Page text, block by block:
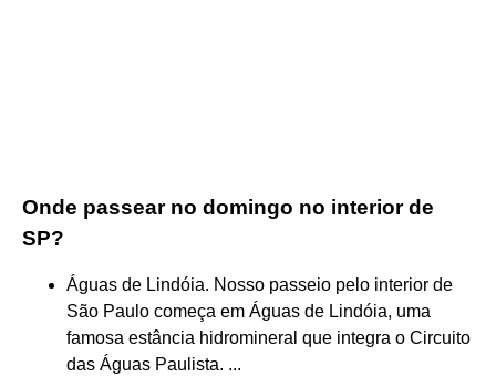
Onde passear no domingo no interior de
SP?
Águas de Lindóia. Nosso passeio pelo interior de
São Paulo começa em Águas de Lindóia, uma
famosa estância hidromineral que integra o Circuito
das Águas Paulista. ...